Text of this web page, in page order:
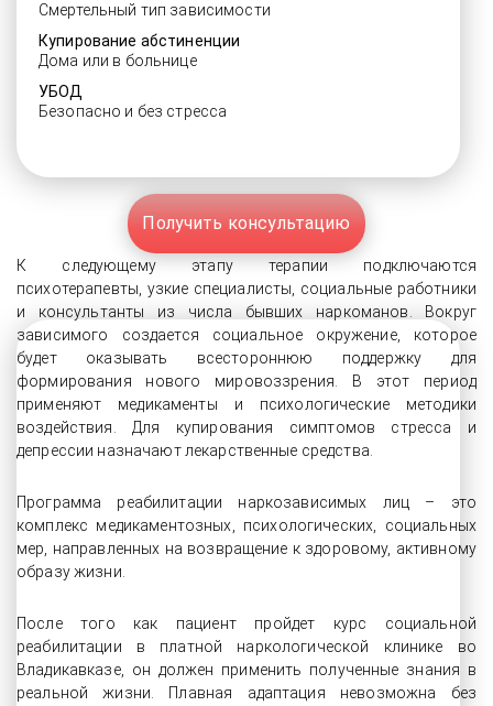
Смертельный тип зависимости
Купирование абстиненции
Дома или в больнице
УБОД
Безопасно и без стресса
Получить консультацию
К следующему этапу терапии подключаются
психотерапевты, узкие специалисты, социальные работники
и консультанты из числа бывших наркоманов. Вокруг
зависимого создается социальное окружение, которое
будет оказывать всестороннюю поддержку для
формирования нового мировоззрения. В этот период
применяют медикаменты и психологические методики
воздействия. Для купирования симптомов стресса и
депрессии назначают лекарственные средства.
Программа реабилитации наркозависимых лиц – это
комплекс медикаментозных, психологических, социальных
мер, направленных на возвращение к здоровому, активному
образу жизни.
После того как пациент пройдет курс социальной
реабилитации в платной наркологической клинике во
Владикавказе, он должен применить полученные знания в
реальной жизни. Плавная адаптация невозможна без